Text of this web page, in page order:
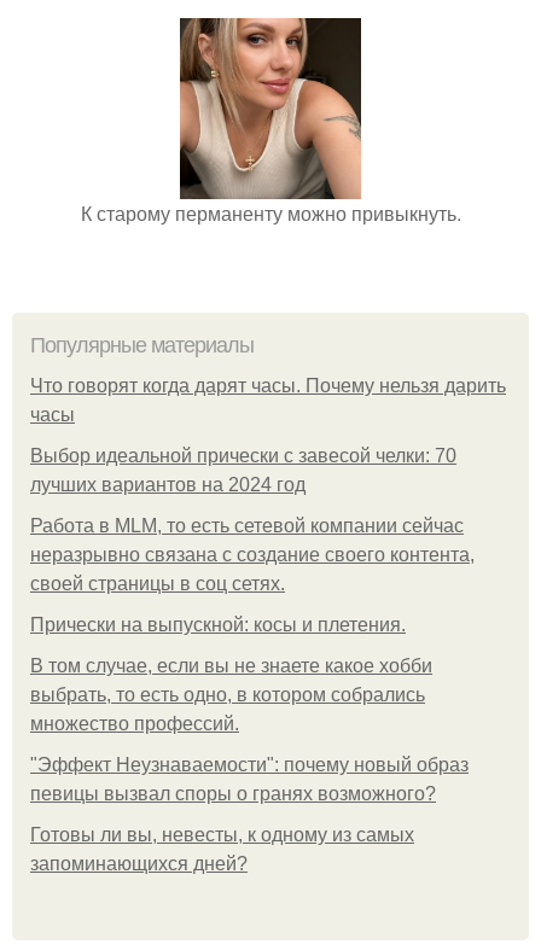
К старому перманенту можно привыкнуть.
Популярные материалы
Что говорят когда дарят часы. Почему нельзя дарить
часы
Выбор идеальной прически с завесой челки: 70
лучших вариантов на 2024 год
Работа в MLM, то есть сетевой компании сейчас
неразрывно связана с создание своего контента,
своей страницы в соц сетях.
Прически на выпускной: косы и плетения.
В том случае, если вы не знаете какое хобби
выбрать, то есть одно, в котором собрались
множество профессий.
"Эффект Неузнаваемости": почему новый образ
певицы вызвал споры о гранях возможного?
Готовы ли вы, невесты, к одному из самых
запоминающихся дней?